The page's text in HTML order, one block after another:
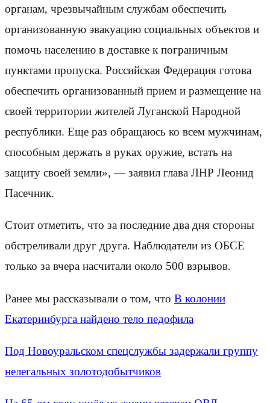
органам, чрезвычайным службам обеспечить
организованную эвакуацию социальных объектов и
помочь населению в доставке к пограничным
пунктами пропуска. Российская Федерация готова
обеспечить организованный прием и размещение на
своей территории жителей Луганской Народной
республики. Еще раз обращаюсь ко всем мужчинам,
способным держать в руках оружие, встать на
защиту своей земли», — заявил глава ЛНР Леонид
Пасечник.
Стоит отметить, что за последние два дня стороны
обстреливали друг друга. Наблюдатели из ОБСЕ
только за вчера насчитали около 500 взрывов.
Ранее мы рассказывали о том, что В колонии
Екатеринбурга найдено тело педофила
Под Новоуральском спецслужбы задержали группу
нелегальных золотодобытчиков